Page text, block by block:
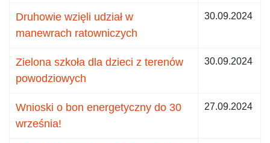
Druhowie wzięli udział w
manewrach ratowniczych
30.09.2024
Zielona szkoła dla dzieci z terenów
powodziowych
30.09.2024
Wnioski o bon energetyczny do 30
września!
27.09.2024